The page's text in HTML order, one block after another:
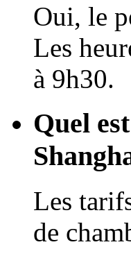
Oui, le
Les
à 9h30.
Quel
Les
de